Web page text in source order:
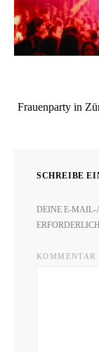
Frauenparty in
SCHREIBE
DEINE E-MAIL-
KOMMENTAR